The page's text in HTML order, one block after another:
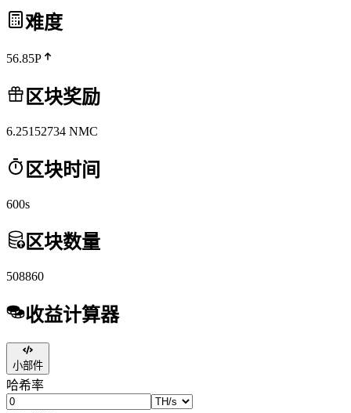
难度
56.85P
区块奖励
6.25152734 NMC
区块时间
600s
区块数量
508860
收益计算器
小部件
哈希率